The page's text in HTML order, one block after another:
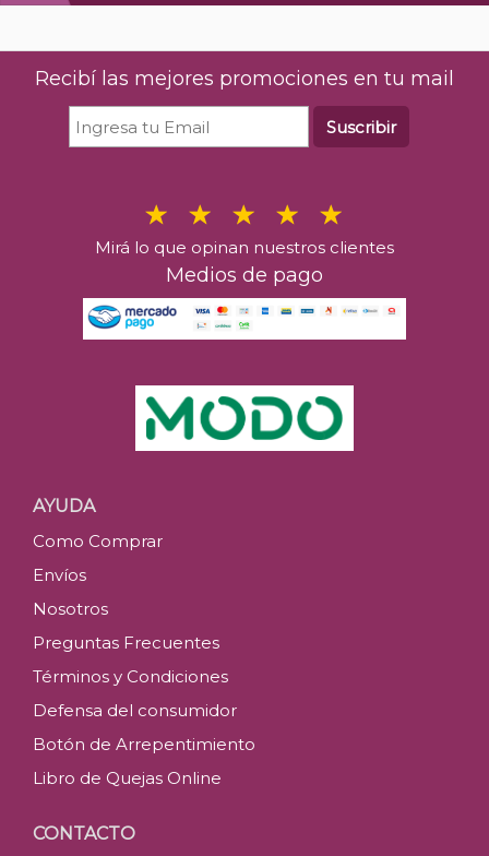
Recibí las mejores promociones en tu mail
Suscribir
Mirá lo que opinan nuestros clientes
Medios de pago
AYUDA
Como Comprar
Envíos
Nosotros
Preguntas Frecuentes
Términos y Condiciones
Defensa del consumidor
Botón de Arrepentimiento
Libro de Quejas Online
CONTACTO